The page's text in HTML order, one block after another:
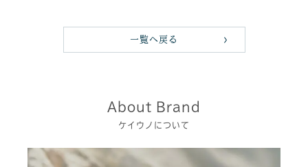
一覧へ戻る
About Brand
ケイウノについて